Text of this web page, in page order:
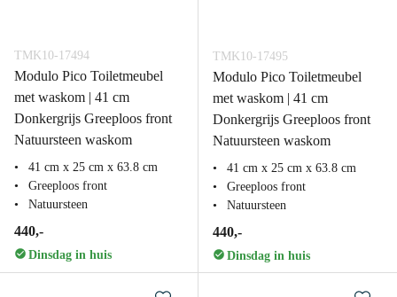
TMK10-17494
Modulo Pico Toiletmeubel
met waskom | 41 cm
Donkergrijs Greeploos front
Natuursteen waskom
41 cm x 25 cm x 63.8 cm
Greeploos front
Natuursteen
440,-
Dinsdag in huis
TMK10-17495
Modulo Pico Toiletmeubel
met waskom | 41 cm
Donkergrijs Greeploos front
Natuursteen waskom
41 cm x 25 cm x 63.8 cm
Greeploos front
Natuursteen
440,-
Dinsdag in huis